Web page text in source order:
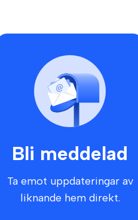
Bli meddelad
Ta emot uppdateringar av
liknande hem direkt.